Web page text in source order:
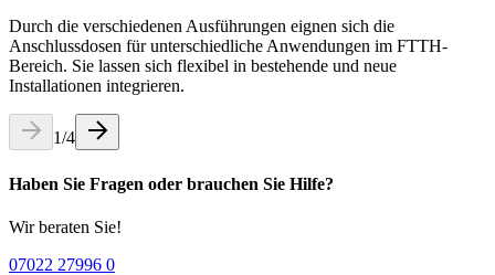
Durch die verschiedenen Ausführungen eignen sich die
Anschlussdosen für unterschiedliche Anwendungen im FTTH-
Bereich. Sie lassen sich flexibel in bestehende und neue
Installationen integrieren.
1/4
Haben Sie Fragen oder brauchen Sie Hilfe?
Wir beraten Sie!
07022 27996 0